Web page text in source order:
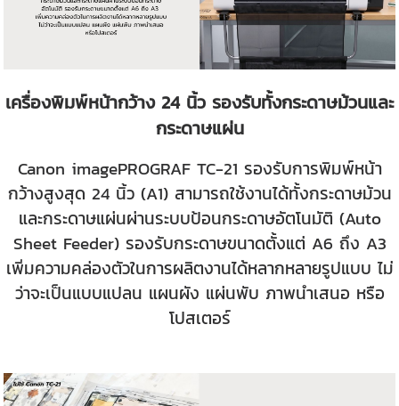
เครื่องพิมพ์หน้ากว้าง 24 นิ้ว รองรับทั้งกระดาษม้วนและ
กระดาษแผ่น
Canon imagePROGRAF TC-21 รองรับการพิมพ์หน้า
กว้างสูงสุด 24 นิ้ว (A1) สามารถใช้งานได้ทั้งกระดาษม้วน
และกระดาษแผ่นผ่านระบบป้อนกระดาษอัตโนมัติ (Auto
Sheet Feeder) รองรับกระดาษขนาดตั้งแต่ A6 ถึง A3
เพิ่มความคล่องตัวในการผลิตงานได้หลากหลายรูปแบบ ไม่
ว่าจะเป็นแบบแปลน แผนผัง แผ่นพับ ภาพนำเสนอ หรือ
โปสเตอร์